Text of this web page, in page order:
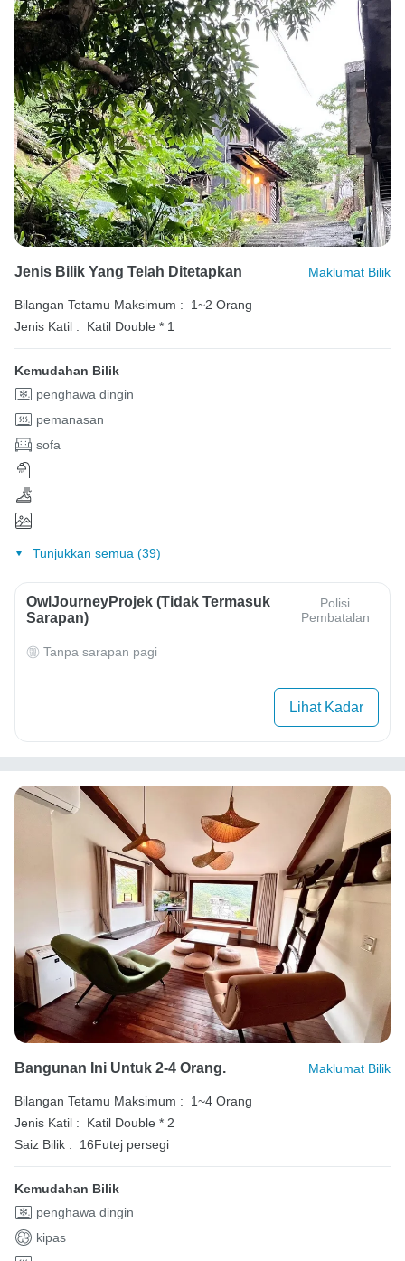
Jenis Bilik Yang Telah Ditetapkan Maklumat Bilik
Bilangan Tetamu Maksimum :
1~2 Orang
Jenis Katil :
Katil Double * 1
Kemudahan Bilik
penghawa dingin
pemanasan
sofa
Tunjukkan semua (39)
OwlJourneyProjek (Tidak Termasuk
Sarapan)
Polisi
Pembatalan
Tanpa sarapan pagi
Lihat Kadar
Bangunan Ini Untuk 2-4 Orang. Maklumat Bilik
Bilangan Tetamu Maksimum :
1~4 Orang
Jenis Katil :
Katil Double * 2
Saiz Bilik :
16Futej persegi
Kemudahan Bilik
penghawa dingin
kipas